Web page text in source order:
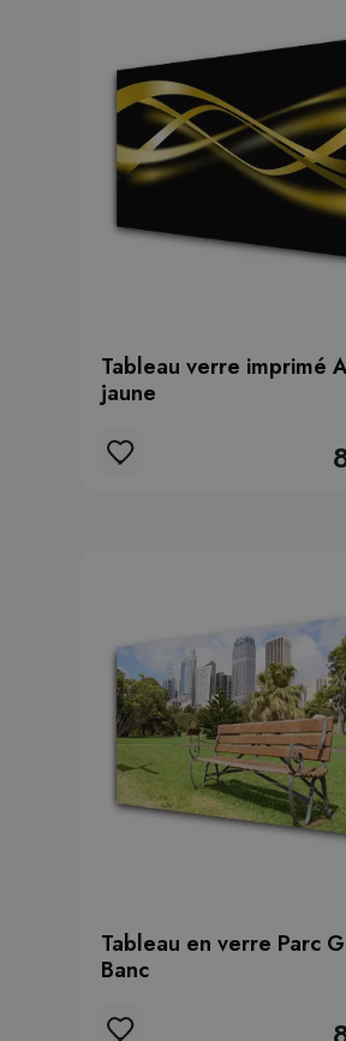
Tableau verre imprimé
jaune
Tableau en verre Parc
Banc